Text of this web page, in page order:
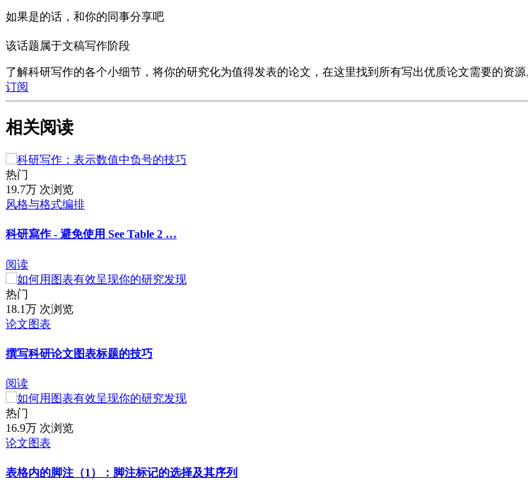
如果是的话，和你的同事分享吧
该话题属于文稿写作阶段
了解科研写作的各个小细节，将你的研究化为值得发表的论文，在这里找到所有写出优质论文需要的资源
订阅
相关阅读
热门
19.7万 次浏览
风格与格式编排
科研寫作 - 避免使用 See Table 2 …
阅读
热门
18.1万 次浏览
论文图表
撰写科研论文图表标题的技巧
阅读
热门
16.9万 次浏览
论文图表
表格内的脚注（1）：脚注标记的选择及其序列